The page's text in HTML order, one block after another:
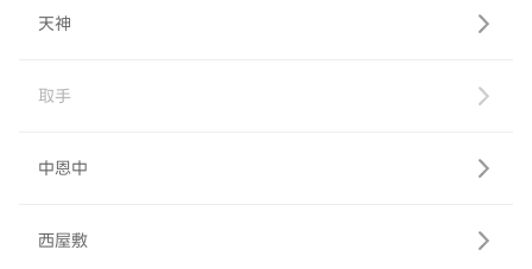
天神
取手
中恩中
西屋敷